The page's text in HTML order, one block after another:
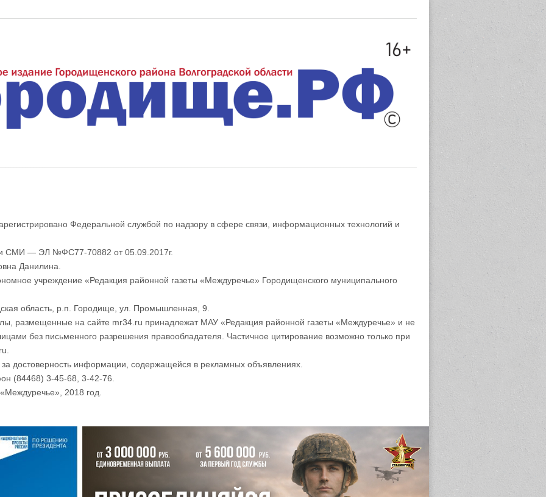
Федеральной службой по надзору в сфере связи, информационных технологий и
СМИ — ЭЛ №ФС77-70882 от 05.09.2017г.
Данилина.
учреждение «Редакция районной газеты «Междуречье» Городищенского муниципального
область, р.п. Городище, ул. Промышленная, 9.
размещенные на сайте mr34.ru принадлежат МАУ «Редакция районной газеты «Междуречье» и не
без письменного разрешения правообладателя. Частичное цитирование возможно только при
за достоверность информации, содержащейся в рекламных объявлениях.
(84468) 3-45-68, 3-42-76.
2018 год.